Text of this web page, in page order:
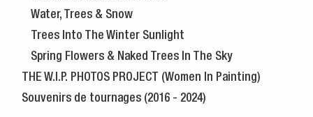
Water, Trees & Snow
Trees Into The Winter Sunlight
Spring Flowers & Naked Trees In The Sky
THE W.I.P. PHOTOS PROJECT (Women In Painting)
Souvenirs de tournages (2016 - 2024)